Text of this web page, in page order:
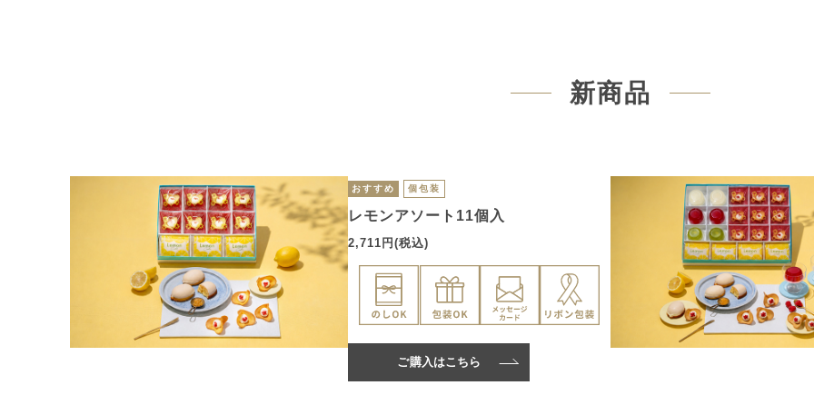
新商品
おすすめ 個包装
レモンアソート11個入
2,711円(税込)
ご購入はこちら